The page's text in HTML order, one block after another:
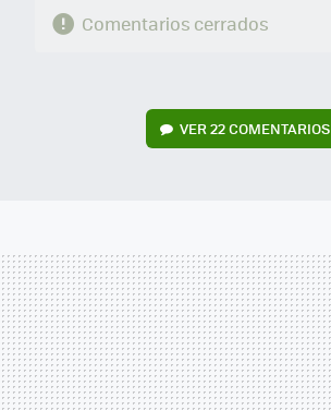
Comentarios cerrados
VER22 COMENTARIOS